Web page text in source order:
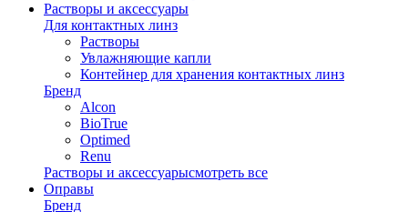
Растворы и аксессуары
Для контактных линз
Растворы
Увлажняющие капли
Контейнер для хранения контактных линз
Бренд
Alcon
BioTrue
Optimed
Renu
Растворы и аксессуарысмотреть все
Оправы
Бренд